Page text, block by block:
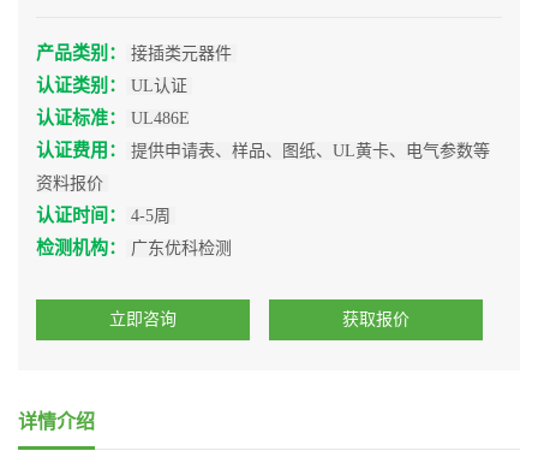
产品类别： 接插类元器件
认证类别： UL认证
认证标准： UL486E
认证费用：
提供申请表、样品、图纸、UL黄卡、电气参数等
资料报价
认证时间： 4-5周
检测机构： 广东优科检测
立即咨询 获取报价
详情介绍